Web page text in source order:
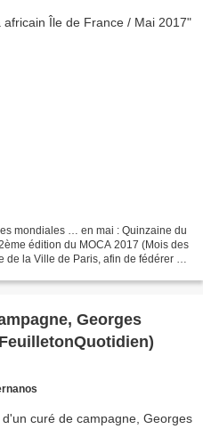
mondiales … en mai : Quinzaine du
édition du MOCA 2017 (Mois des
de la Ville de Paris, afin de fédérer et
Georges